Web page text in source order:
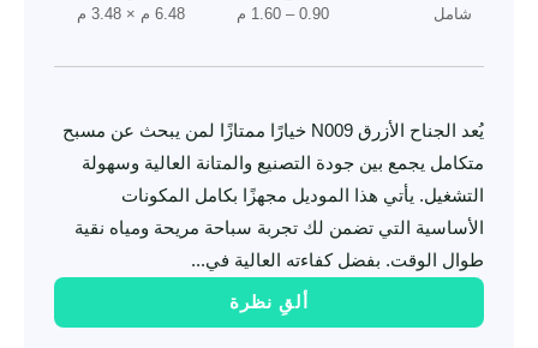
شامل 0.90 – 1.60 م 6.48 م × 3.48 م
يُعد الجناح الأزرق N009 خيارًا ممتازًا لمن يبحث عن مسبح
متكامل يجمع بين جودة التصنيع والمتانة العالية وسهولة
التشغيل. يأتي هذا الموديل مجهزًا بكامل المكونات
الأساسية التي تضمن لك تجربة سباحة مريحة ومياه نقية
طوال الوقت. بفضل كفاءته العالية في...
ألقِ نظرة